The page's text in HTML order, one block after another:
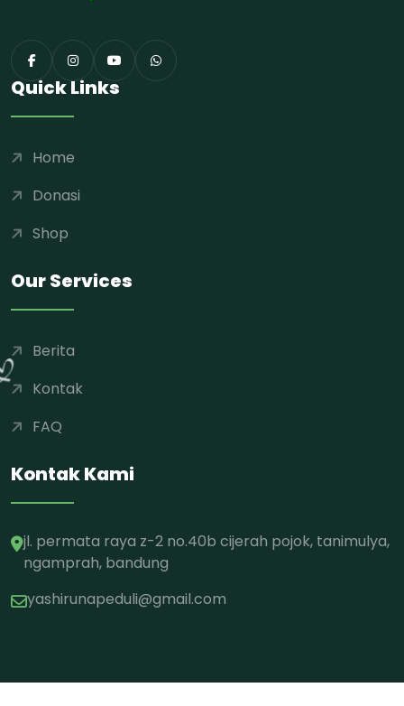
Quick Links
Home
Donasi
Shop
Our Services
Berita
Kontak
FAQ
Kontak Kami
jl. permata raya z-2 no.40b cijerah pojok, tanimulya,
ngamprah, bandung
yashirunapeduli@gmail.com